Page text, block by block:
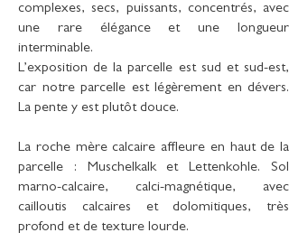
complexes, secs, puissants, concentrés, avec
une rare élégance et une longueur
interminable.
L’exposition de la parcelle est sud et sud-est,
car notre parcelle est légèrement en dévers.
La pente y est plutôt douce.
La roche mère calcaire affleure en haut de la
parcelle : Muschelkalk et Lettenkohle. Sol
marno-calcaire, calci-magnétique, avec
cailloutis calcaires et dolomitiques, très
profond et de texture lourde.